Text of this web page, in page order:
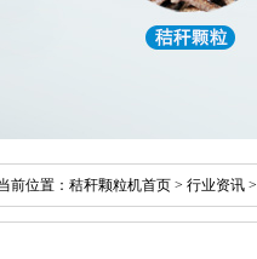
前位置： 秸秆颗粒机首页 > 行业资讯 >